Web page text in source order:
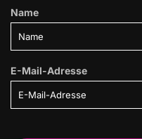
Name
E-Mail-Adresse